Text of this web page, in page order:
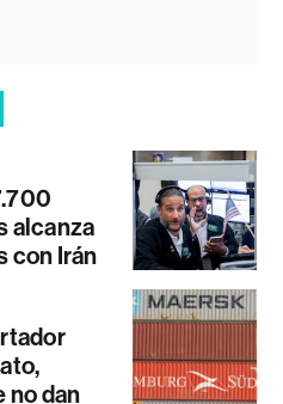
alcanza
con Irán
no dan